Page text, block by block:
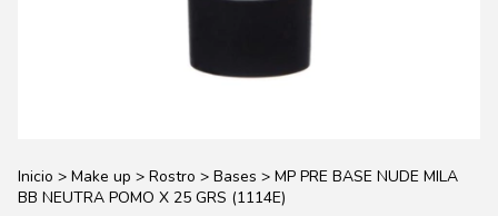
Inicio > Make up > Rostro > Bases > MP PRE BASE NUDE MILA
BB NEUTRA POMO X 25 GRS (1114E)